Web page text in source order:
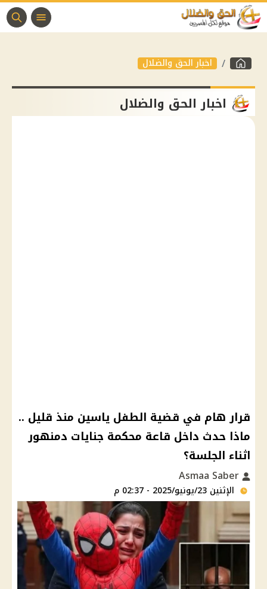
اخبار الحق والضلال
اخبار الحق والضلال
قرار هام في قضية الطفل ياسين منذ قليل ..
ماذا حدث داخل قاعة محكمة جنايات دمنهور
اثناء الجلسة؟
الإثنين 23/يونيو/2025 - 02:37 م